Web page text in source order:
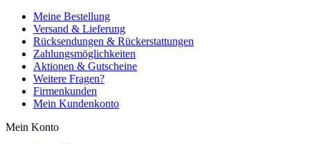
Meine Bestellung
Versand & Lieferung
Rücksendungen & Rückerstattungen
Zahlungsmöglichkeiten
Aktionen & Gutscheine
Weitere Fragen?
Firmenkunden
Mein Kundenkonto
Mein Konto